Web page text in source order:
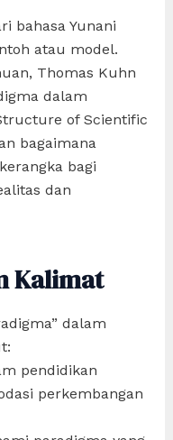
bahasa Yunani
atau model.
Thomas Kuhn
dalam
of Scientific
bagaimana
bagi
dan
Kalimat
dalam
pendidikan
perkembangan